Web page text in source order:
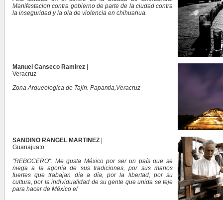
Manifestacion contra gobierno de parte de la ciudad contra
la inseguridad y la ola de violencia en chihuahua.
Manuel Canseco Ramirez
Veracruz
Zona Arqueologica de Tajin. Papantla,Veracruz
SANDINO RANGEL MARTINEZ
Guanajuato
"REBOCERO": Me gusta México por ser un país que se
niega a la agonía de sus tradiciones, por sus manos
fuertes que trabajan día a día, por la libertad, por su
cultura, por la individualidad de su gente que unida se teje
para hacer de México el